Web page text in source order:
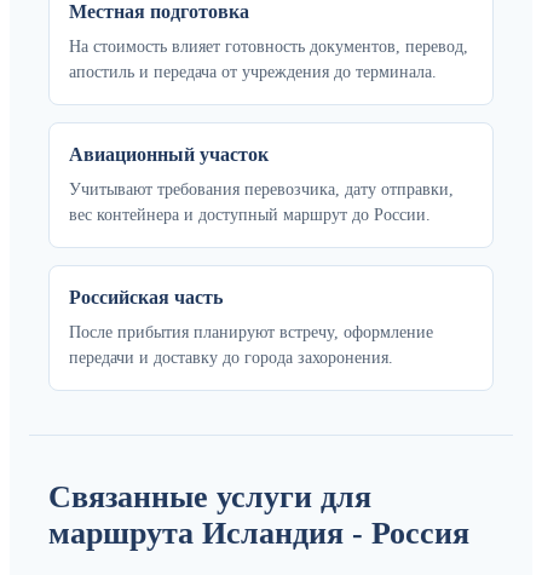
Местная подготовка
На стоимость влияет готовность документов, перевод,
апостиль и передача от учреждения до терминала.
Авиационный участок
Учитывают требования перевозчика, дату отправки,
вес контейнера и доступный маршрут до России.
Российская часть
После прибытия планируют встречу, оформление
передачи и доставку до города захоронения.
Связанные услуги для
маршрута Исландия - Россия